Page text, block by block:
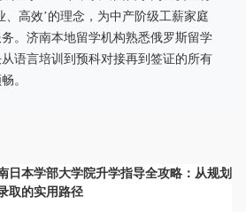
、高效’的理念，为中产阶级工薪家庭
。济南本地留学机构熟悉俄罗斯留学
语言培训到预科对接再到签证的所有
。
日本学部大学院升学指导全攻略：从规划
取的实用路径